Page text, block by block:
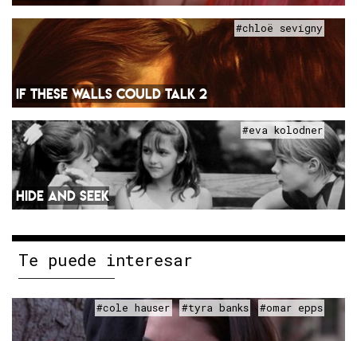
#chloë sevigny
IF THESE WALLS COULD TALK 2
#eva kolodner
HIDE AND SEEK
Te puede interesar
#cole hauser #tyra banks #omar epps